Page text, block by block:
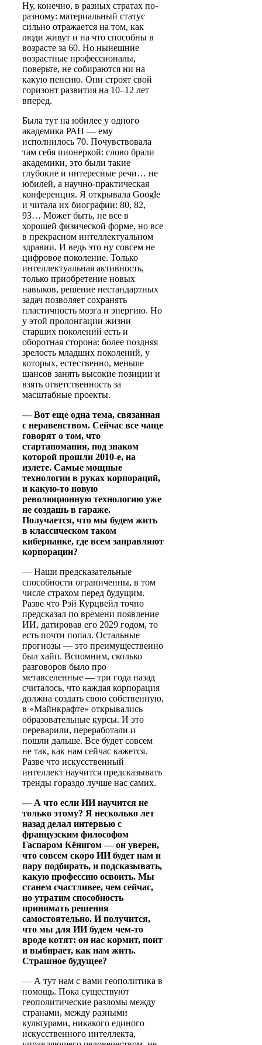
Ну, конечно, в разных стратах по-
разному: материальный статус
сильно отражается на том, как
люди живут и на что способны в
возрасте за 60. Но нынешние
возрастные профессионалы,
поверьте, не собираются ни на
какую пенсию. Они строят свой
горизонт развития на 10–12 лет
вперед.
Была тут на юбилее у одного
академика РАН — ему
исполнилось 70. Почувствовала
там себя пионеркой: слово брали
академики, это были такие
глубокие и интересные речи… не
юбилей, а научно-практическая
конференция. Я открывала Google
и читала их биографии: 80, 82,
93… Может быть, не все в
хорошей физической форме, но все
в прекрасном интеллектуальном
здравии. И ведь это ну совсем не
цифровое поколение. Только
интеллектуальная активность,
только приобретение новых
навыков, решение нестандартных
задач позволяет сохранять
пластичность мозга и энергию. Но
у этой пролонгации жизни
старших поколений есть и
оборотная сторона: более поздняя
зрелость младших поколений, у
которых, естественно, меньше
шансов занять высокие позиции и
взять ответственность за
масштабные проекты.
— Вот еще одна тема, связанная
с неравенством. Сейчас все чаще
говорят о том, что
стартапомания, под знаком
которой прошли 2010-е, на
излете. Самые мощные
технологии в руках корпораций,
и какую-то новую
революционную технологию уже
не создашь в гараже.
Получается, что мы будем жить
в классическом таком
киберпанке, где всем заправляют
корпорации?
— Наши предсказательные
способности ограниченны, в том
числе страхом перед будущим.
Разве что Рэй Курцвейл точно
предсказал по времени появление
ИИ, датировав его 2029 годом, то
есть почти попал. Остальные
прогнозы — это преимущественно
был хайп. Вспомним, сколько
разговоров было про
метавселенные — три года назад
считалось, что каждая корпорация
должна создать свою собственную,
в «Майнкрафте» открывались
образовательные курсы. И это
переварили, переработали и
пошли дальше. Все будет совсем
не так, как нам сейчас кажется.
Разве что искусственный
интеллект научится предсказывать
тренды гораздо лучше нас самих.
— А что если ИИ научится не
только этому? Я несколько лет
назад делал интервью с
французским философом
Гаспаром Кёнигом — он уверен,
что совсем скоро ИИ будет нам и
пару подбирать, и подсказывать,
какую профессию освоить. Мы
станем счастливее, чем сейчас,
но утратим способность
принимать решения
самостоятельно. И получится,
что мы для ИИ будем чем-то
вроде котят: он нас кормит, поит
и выбирает, как нам жить.
Страшное будущее?
— А тут нам с вами геополитика в
помощь. Пока существуют
геополитические разломы между
странами, между разными
культурами, никакого единого
искусственного интеллекта,